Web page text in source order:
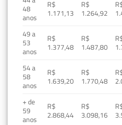
48
anos
R$
1.171,13
R$
1.264,92
49 a
53
anos
R$
1.377,48
R$
1.487,80
54 a
58
anos
R$
1.639,20
R$
1.770,48
+ de
59
anos
R$
2.868,44
R$
3.098,16